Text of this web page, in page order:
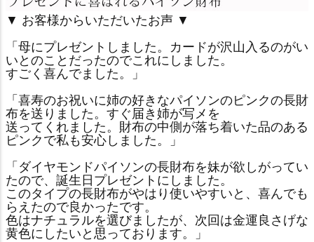
▼ お客様からいただいたお声 ▼
「母にプレゼントしました。カードが沢山入るのがい
いとのことだったのでこれにしました。
すごく喜んでました。」
「喜寿のお祝いに姉の好きなパイソンのピンクの長財
布を送りました。すぐ届き姉が写メを
送ってくれました。財布の中側が落ち着いた品のある
ピンクで私も安心しました。」
「ダイヤモンドパイソンの長財布を妹が欲しがってい
たので、誕生日プレゼントにしました。
このタイプの長財布がやはり使いやすいと、喜んでも
らえたので良かったです。
色はナチュラルを選びましたが、次回は金運良さげな
黄色にしたいと思っております。」